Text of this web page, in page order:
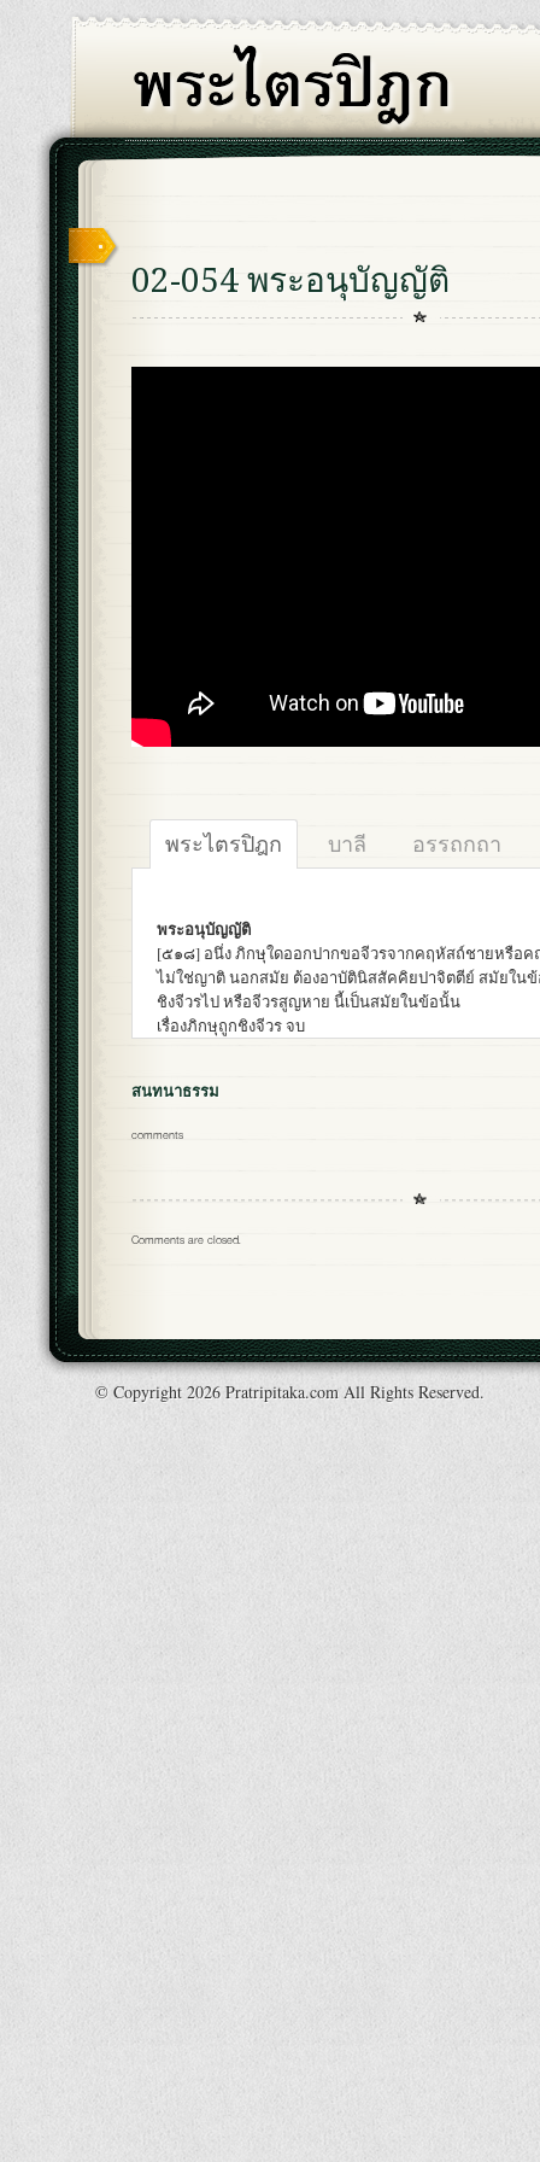
02-054 พระอนุบัญญัติ
พระไตรปิฎก บาลี อรรถกถา
พระอนุบัญญัติ
[๕๑๘] อนึ่ง ภิกษุใดออกปากขอจีวรจากคฤหัสถ์ชายหรือ
ไม่ใช่ญาติ นอกสมัย ต้องอาบัตินิสสัคคิยปาจิตตีย์ สมัยใน
ชิงจีวรไป หรือจีวรสูญหาย นี้เป็นสมัยในข้อนั้น
เรื่องภิกษุถูกชิงจีวร จบ
สนทนาธรรม
comments
Comments are closed.
© Copyright 2026 Pratripitaka.com All Rights Reserved.